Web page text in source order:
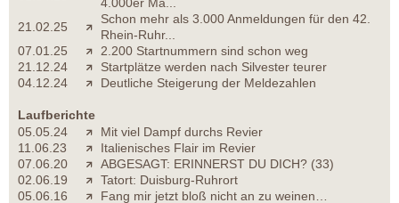
4.000er Ma...
21.02.25
Schon mehr als 3.000 Anmeldungen für den 42.
Rhein-Ruhr...
07.01.25
2.200 Startnummern sind schon weg
21.12.24
Startplätze werden nach Silvester teurer
04.12.24
Deutliche Steigerung der Meldezahlen
Laufberichte
05.05.24
Mit viel Dampf durchs Revier
11.06.23
Italienisches Flair im Revier
07.06.20
ABGESAGT: ERINNERST DU DICH? (33)
02.06.19
Tatort: Duisburg-Ruhrort
05.06.16
Fang mir jetzt bloß nicht an zu weinen…